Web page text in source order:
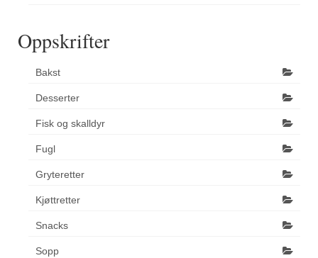
Oppskrifter
Bakst
Desserter
Fisk og skalldyr
Fugl
Gryteretter
Kjøttretter
Snacks
Sopp